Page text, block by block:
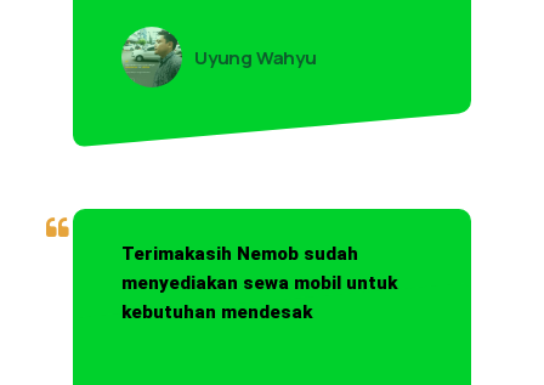
Uyung Wahyu
Terimakasih Nemob sudah
menyediakan sewa mobil untuk
kebutuhan mendesak